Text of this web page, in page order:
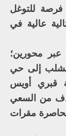
فرصة للتوغل
عالية في
عبر محورين؛
إلى حي
قبري أويس
من السعي
مقرات